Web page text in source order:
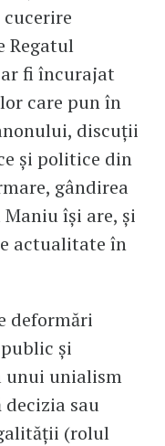
Regatul
fi încurajat
care pun în
discuții
și politice din
gândirea
își are, și
actualitate în
deformări
și
unui unialism
sau
(rolul